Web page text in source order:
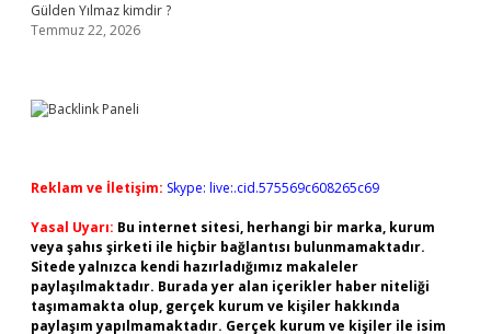
Gülden Yılmaz kimdir ?
Temmuz 22, 2026
Reklam ve İletişim: Skype: live:.cid.575569c608265c69
Yasal Uyarı: Bu internet sitesi, herhangi bir marka, kurum
veya şahıs şirketi ile hiçbir bağlantısı bulunmamaktadır.
Sitede yalnızca kendi hazırladığımız makaleler
paylaşılmaktadır. Burada yer alan içerikler haber niteliği
taşımamakta olup, gerçek kurum ve kişiler hakkında
paylaşım yapılmamaktadır. Gerçek kurum ve kişiler ile isim